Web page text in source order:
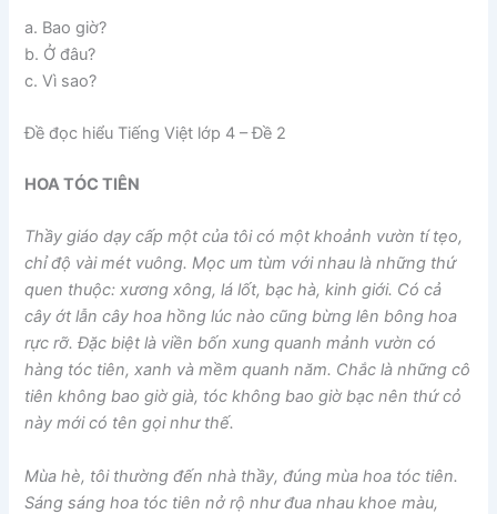
a. Bao giờ?
b. Ở đâu?
c. Vì sao?
Đề đọc hiểu Tiếng Việt lớp 4 – Đề 2
HOA TÓC TIÊN
Thầy giáo dạy cấp một của tôi có một khoảnh vườn tí tẹo,
chỉ độ vài mét vuông. Mọc um tùm với nhau là những thứ
quen thuộc: xương xông, lá lốt, bạc hà, kinh giới. Có cả
cây ớt lẫn cây hoa hồng lúc nào cũng bừng lên bông hoa
rực rỡ. Đặc biệt là viền bốn xung quanh mảnh vườn có
hàng tóc tiên, xanh và mềm quanh năm. Chắc là những cô
tiên không bao giờ già, tóc không bao giờ bạc nên thứ cỏ
này mới có tên gọi như thế.
Mùa hè, tôi thường đến nhà thầy, đúng mùa hoa tóc tiên.
Sáng sáng hoa tóc tiên nở rộ như đua nhau khoe màu,